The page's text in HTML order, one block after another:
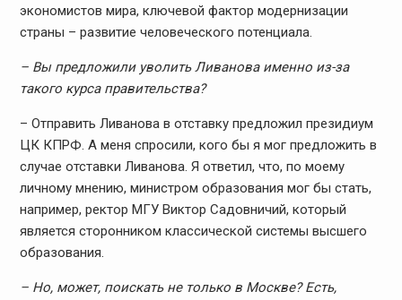
экономистов мира, ключевой фактор модернизации
страны – развитие человеческого потенциала.
– Вы предложили уволить Ливанова именно из-за
такого курса правительства?
– Отправить Ливанова в отставку предложил президиум
ЦК КПРФ. А меня спросили, кого бы я мог предложить в
случае отставки Ливанова. Я ответил, что, по моему
личному мнению, министром образования мог бы стать,
например, ректор МГУ Виктор Садовничий, который
является сторонником классической системы высшего
образования.
– Но, может, поискать не только в Москве? Есть,